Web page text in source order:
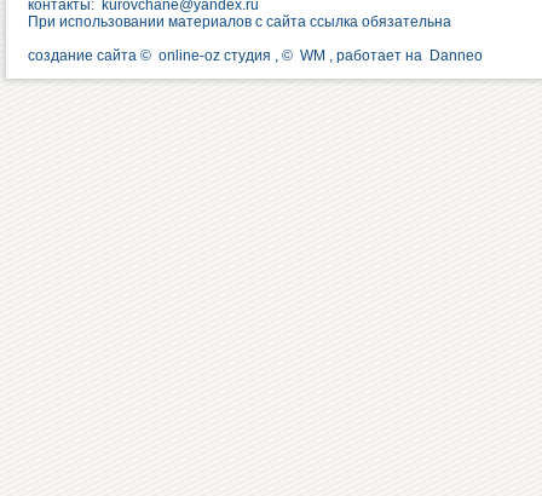
контакты: kurovchane@yandex.ru
При использовании материалов с сайта ссылка обязательна
создание сайта © online-oz студия , © WM , работает на Danneo